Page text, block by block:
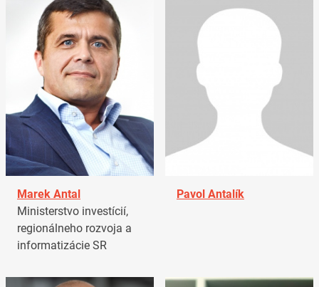
Marek Antal
Ministerstvo investícií,
regionálneho rozvoja a
informatizácie SR
Pavol Antalík